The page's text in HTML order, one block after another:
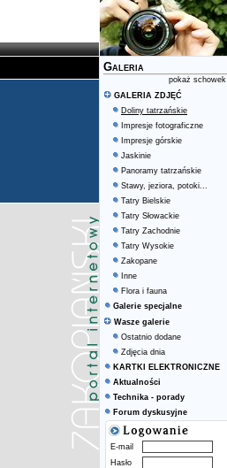
Galeria
pokaż schowek
GALERIA ZDJĘĆ
Doliny tatrzańskie
Impresje fotograficzne
Impresje górskie
Jaskinie
Panoramy tatrzańskie
Stawy, jeziora, potoki...
Tatry Bielskie
Tatry Słowackie
Tatry Zachodnie
Tatry Wysokie
Zakopane
Inne
Flora i fauna
Galerie specjalne
Wasze galerie
Ostatnio dodane
Zdjęcia dnia
KARTKI ELEKTRONICZNE
Aktualności
Technika - porady
Forum dyskusyjne
E-mail
Hasło